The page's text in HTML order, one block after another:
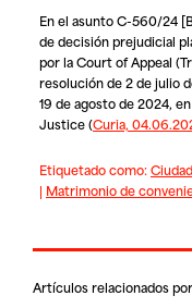
En el asunto C-560/24
de decisión prejudicial
por la Court of Appeal
resolución de 2 de julio
19 de agosto de 2024,
Justice (Curia,
Etiquetado como:
| Matrimonio de
Artículos relacionados